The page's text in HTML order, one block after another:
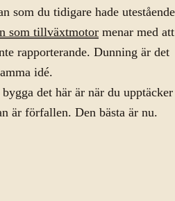
som du tidigare hade
som tillväxtmotor menar med att
rapporterande. Dunning är det
idé.
det här är när du upptäcker
är förfallen. Den bästa är nu.